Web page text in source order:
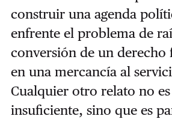
construir una agenda
enfrente el problema de
conversión de un derecho
en una mercancía al
Cualquier otro relato no
insuficiente, sino que es